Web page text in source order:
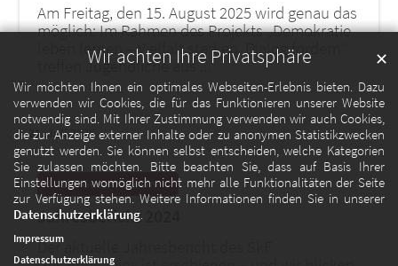
Wir achten Ihre Privatsphäre
Wir möchten Ihnen ein optimales Webseiten-Erlebnis bieten. Dazu
verwenden wir Cookies, die für das Funktionieren unserer Website
notwendig sind. Mit Ihrer Zustimmung verwenden wir auch Cookies,
die zur Anzeige externer Inhalte oder zu anonymen Statistikzwecken
genutzt werden. Sie können selbst entscheiden, welche Kategorien
Sie zulassen möchten. Bitte beachten Sie, dass auf Basis Ihrer
Einstellungen womöglich nicht mehr alle Funktionalitäten der Seite
zur Verfügung stehen. Weitere Informationen finden Sie in unserer
Datenschutzerklärung.
✕
Impressum
Datenschutzerklärung
Am Freitag, den 15. August 2025 wird genau das
möglich: Im Rahmen des Projekts „Demokratie
leben lernen – Vielfalt stärken, Dialog fördern“
treffen Jugendliche aus ...
SkF Gesamtverein:
Jahresbericht 2024
21. Juli 2025
Der aktuelle Jahresbericht des SkF